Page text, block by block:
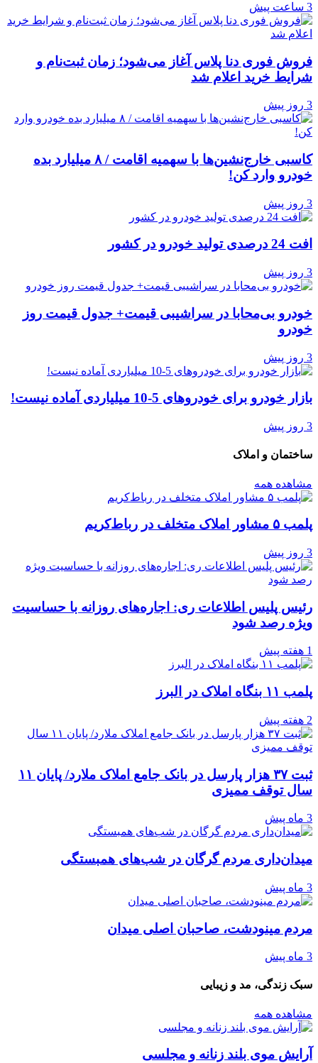
3 ساعت پیش
فروش فوری دنا پلاس آغاز می‌شود؛ زمان ثبت‌نام و
شرایط خرید اعلام شد
3 روز پیش
کاسبی خارج‌نشین‌ها با سهمیه اقامت / ۸ میلیارد بده
خودرو وارد کن!
3 روز پیش
افت 24 درصدی تولید خودرو در کشور
3 روز پیش
خودرو بی‌محابا در سراشیبی قیمت+ جدول قیمت روز
خودرو
3 روز پیش
بازار خودرو برای خودروهای 5-10 میلیاردی آماده نیست!
3 روز پیش
ساختمان و املاک
مشاهده همه
پلمب ۵ مشاور املاک متخلف در رباط‌کریم
3 روز پیش
رئیس پلیس اطلاعات ری: اجاره‌های روزانه با حساسیت
ویژه رصد شود
1 هفته پیش
پلمب ۱۱ بنگاه املاک در البرز
2 هفته پیش
ثبت ۳۷ هزار پارسل در بانک جامع املاک ملارد/ پایان ۱۱
سال توقف ممیزی
3 ماه پیش
میدان‌داری مردم گرگان در شب‌های همبستگی
3 ماه پیش
مردم مینودشت، صاحبان اصلی میدان
3 ماه پیش
سبک زندگی، مد و زیبایی
مشاهده همه
آرایش موی بلند زنانه و مجلسی